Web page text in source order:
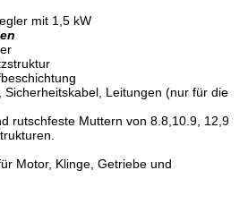
mit 1,5 kW
Sicherheitskabel, Leitungen (nur für die
rutschfeste Muttern von 8.8,10.9, 12,9
Motor, Klinge, Getriebe und